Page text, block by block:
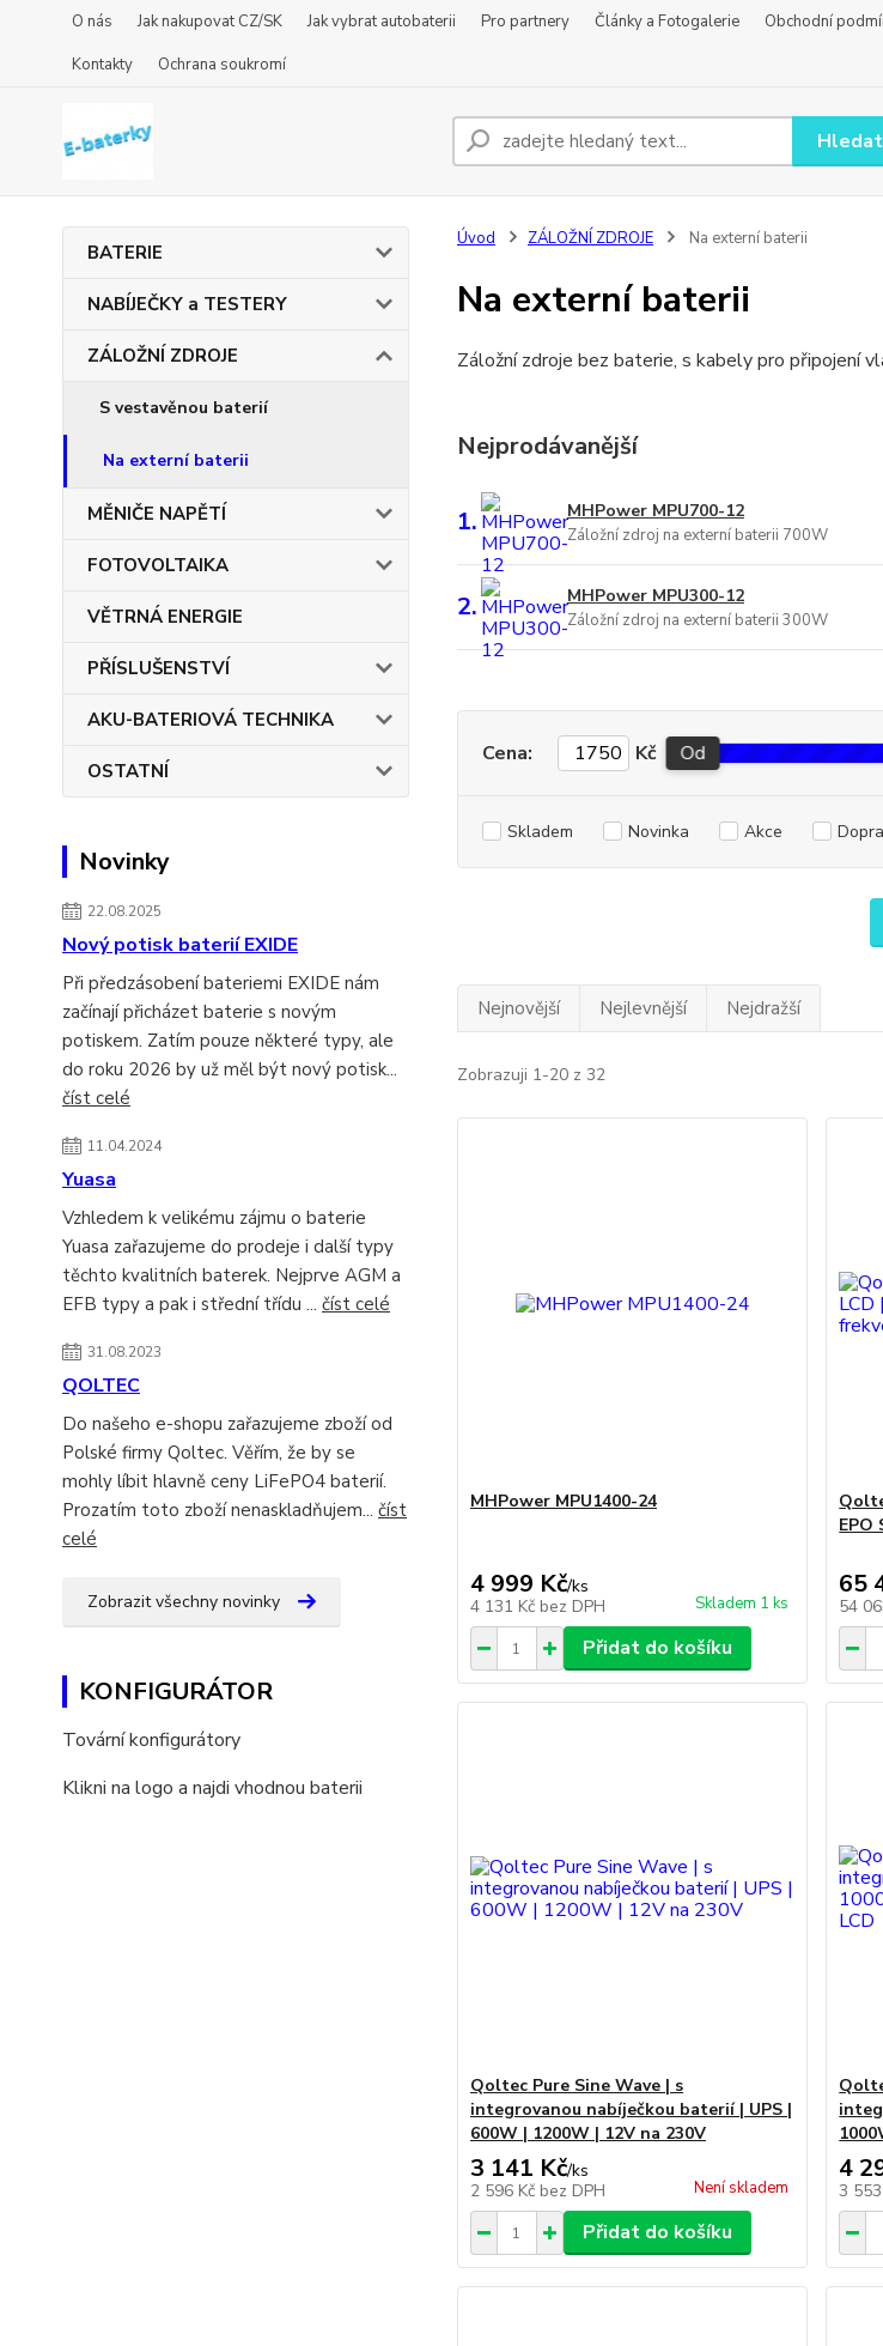
O nás Jak nakupovat CZ/SK Jak vybrat autobaterii Pro partnery Články a Fotogalerie Obchodní
Kontakty
Ochrana soukromí
Hledat
BATERIE
NABÍJEČKY a TESTERY
ZÁLOŽNÍ ZDROJE
S vestavěnou baterií
Na externí baterii
MĚNIČE NAPĚTÍ
FOTOVOLTAIKA
VĚTRNÁ ENERGIE
PŘÍSLUŠENSTVÍ
AKU-BATERIOVÁ TECHNIKA
OSTATNÍ
Novinky
22.08.2025
Nový potisk baterií EXIDE
Při předzásobení bateriemi EXIDE nám
začínají přicházet baterie s novým
potiskem. Zatím pouze některé typy, ale
do roku 2026 by už měl být nový potisk...
číst celé
11.04.2024
Yuasa
Vzhledem k velikému zájmu o baterie
Yuasa zařazujeme do prodeje i další typy
těchto kvalitních baterek. Nejprve AGM a
EFB typy a pak i střední třídu ... číst celé
31.08.2023
QOLTEC
Do našeho e-shopu zařazujeme zboží od
Polské firmy Qoltec. Věřím, že by se
mohly líbit hlavně ceny LiFePO4 baterií.
Prozatím toto zboží nenaskladňujem... číst
celé
Zobrazit všechny novinky
KONFIGURÁTOR
Tovární konfigurátory
Klikni na logo a najdi vhodnou baterii
Úvod ZÁLOŽNÍ ZDROJE Na externí baterii
Na externí baterii
Záložní zdroje bez baterie, s kabely pro připojení
Nejprodávanější
1. MHPower MPU700-12
Záložní zdroj na externí baterii 700W
2. MHPower MPU300-12
Záložní zdroj na externí baterii 300W
Cena: Kč Od
Skladem Novinka Akce
Nejnovější Nejlevnější Nejdražší
Zobrazuji 1-20 z 32
MHPower MPU1400-24
4 999 Kč/ks
4 131 Kč bez DPH Skladem 1 ks
Přidat do košíku
EPO
65
54
Qoltec Pure Sine Wave | s
integrovanou nabíječkou baterií | UPS |
600W | 1200W | 12V na 230V
3 141 Kč/ks
2 596 Kč bez DPH Není skladem
Přidat do košíku
4
3